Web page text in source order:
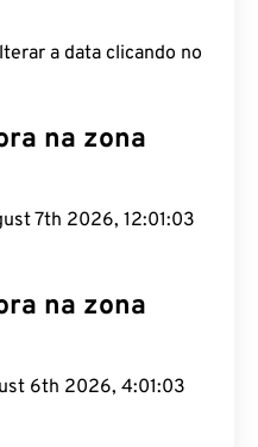
a data clicando no
na zona
7th 2026, 12:01:04
na zona
6th 2026, 4:01:04